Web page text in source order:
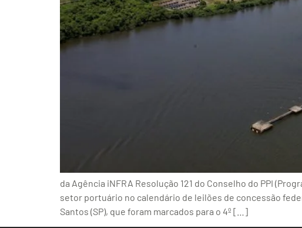
da Agência iNFRA Resolução 121 do Conselho do PPI
setor portuário no calendário de leilões de concessão
Santos (SP), que foram marcados para o 4º […]